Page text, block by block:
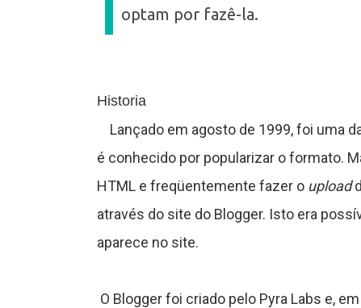
optam por fazê-la.
Historia
Lançado em agosto de 1999, foi uma
é conhecido por popularizar o formato.
HTML e freqüentemente fazer o upload
através do site do Blogger. Isto era
aparece no site.
O Blogger foi criado pelo Pyra Labs e,